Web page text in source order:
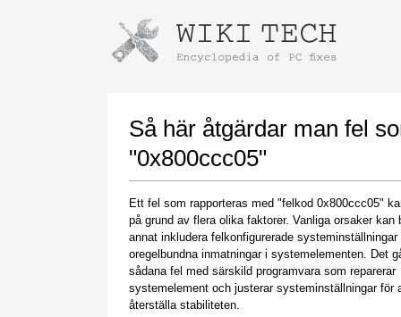
Så här åtgärdar man fel
"0x800ccc05"
Ett fel som rapporteras med "felkod 0x800ccc05"
på grund av flera olika faktorer. Vanliga orsaker kan
annat inkludera felkonfigurerade systeminställningar
oregelbundna inmatningar i systemelementen. Det
sådana fel med särskild programvara som reparerar
systemelement och justerar systeminställningar för
återställa stabiliteten.
Instructions for downloading using
Once the download is complete, click on the
downloaded file link